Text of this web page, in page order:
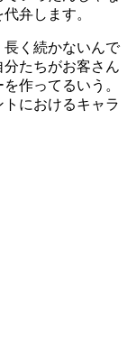
弁します。
く続かないんで
たちがお客さん
作ってるいう。
におけるキャラ